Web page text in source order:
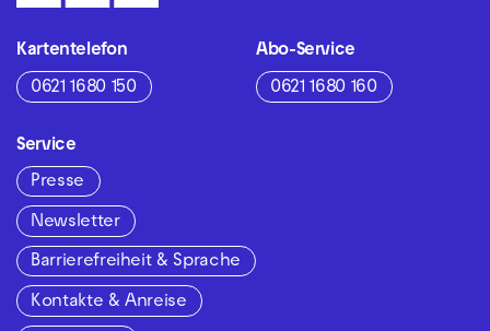
Kartentelefon
0621 1680 150
Abo-Service
0621 1680 160
Service
Presse
Newsletter
Barrierefreiheit & Sprache
Kontakte & Anreise